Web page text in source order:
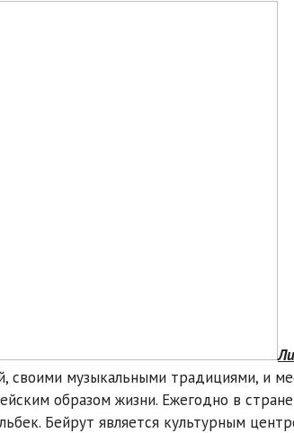
своими музыкальными традициями, и
образом жизни. Ежегодно в
Бейрут является культурным